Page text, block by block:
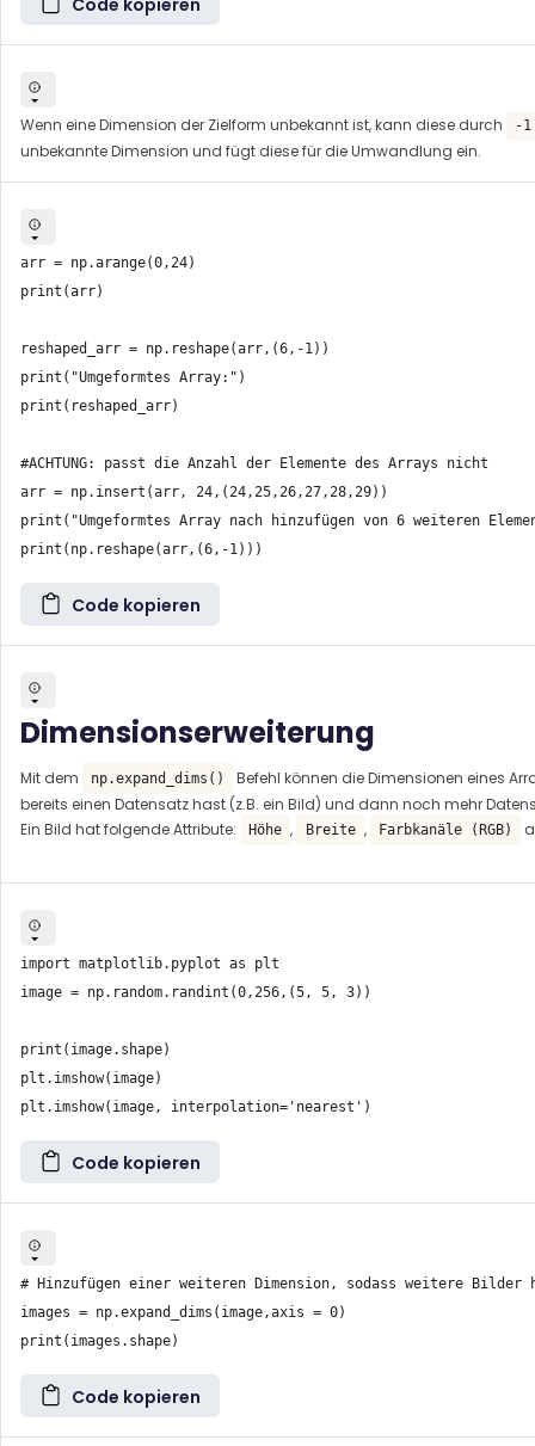
Wenn eine Dimension der Zielform unbekannt ist, kann diese durch -1
unbekannte Dimension und fügt diese für die Umwandlung ein.
arr = np.arange(0,24)
print(arr)
reshaped_arr = np.reshape(arr,(6,-1))
print("Umgeformtes Array:")
print(reshaped_arr)
#ACHTUNG: passt die Anzahl der Elemente des Arrays nicht
arr = np.insert(arr, 24,(24,25,26,27,28,29))
print("Umgeformtes Array nach hinzufügen von 6 weiteren
Code kopieren
Dimensionserweiterung
Mit dem np.expand_dims()
Befehl können die Dimensionen eines
bereits einen Datensatz hast (z.B. ein Bild) und dann noch mehr
Ein Bild hat folgende Attribute:
Höhe , Breite , Farbkanäle (RGB)
import matplotlib.pyplot as plt
image = np.random.randint(0,256,(5, 5, 3))
print(image.shape)
plt.imshow(image)
Code kopieren
# Hinzufügen einer weiteren Dimension, sodass weitere Bilder
images = np.expand_dims(image,axis = 0)
Code kopieren